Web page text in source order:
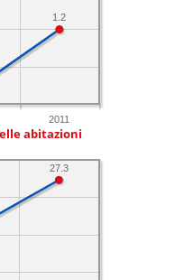
2011
1.2
abitazioni
27.3